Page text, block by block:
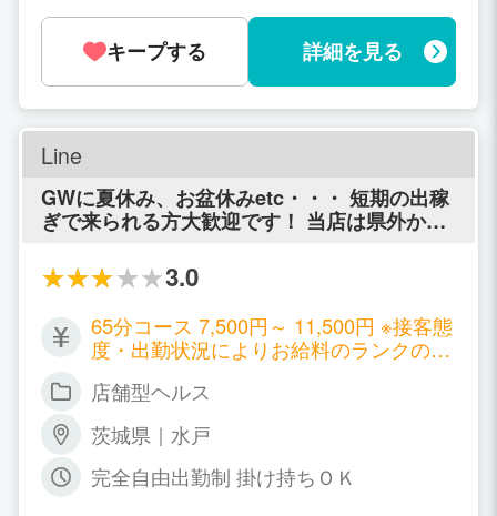
キープする 詳細を見る
Line
GWに夏休み、お盆休みetc・・・ 短期の出稼
ぎで来られる方大歓迎です！ 当店は県外から
まま水戸在住になられた方も結構いらっしゃ
います。 短期でも8時間で平均35,000円くら
いは確実に稼げます。 1日大7枚位稼げます。
もちろんそれ以上も全然可能ですよ。 短期出
稼ぎの方にもマンション寮をご用意しており
ますので お気軽にご相談ください。 お店から
徒歩圏内24時間預けられる託児所と提携して
おります。 女性に安心してお仕事していただ
けるように大切なお子様にも安全で安心な環
境を提供しております。 お気軽にご相談くだ
3.0
65分コース 7,500円～ 11,500円 ※接客態
度・出勤状況によりお給料のランクの変
ック・＋バック・初指名バック等、別途
オルにかかる費用と致しまして、１日に
1,000円～2,000円の雑費を女の子に協力
して頂いております。 お給料から引かれ
店舗型ヘルス
茨城県｜水戸
完全自由出勤制 掛け持ちＯＫ